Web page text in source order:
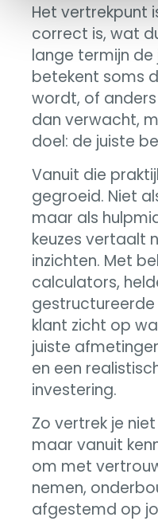
Het vertrekpunt
correct is, wat
lange termijn de
betekent soms
wordt, of
dan verwacht,
doel: de juiste
Vanuit die
gegroeid. Niet
maar als
keuzes vertaalt
inzichten. Met
calculators,
gestructureerde
klant zicht op
juiste
en een
investering.
Zo vertrek je
maar vanuit
om met
nemen,
afgestemd op